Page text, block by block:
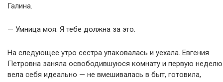
Галина.
— Умница моя. Я тебе должна за это.
На следующее утро сестра упаковалась и уехала. Евгения
Петровна заняла освободившуюся комнату и первую неделю
вела себя идеально — не вмешивалась в быт, готовила,